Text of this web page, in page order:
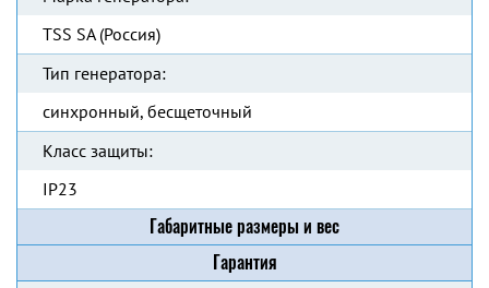
TSS SA (Россия)
Тип генератора:
синхронный, бесщеточный
Класс защиты:
IP23
Габаритные размеры и вес
Гарантия